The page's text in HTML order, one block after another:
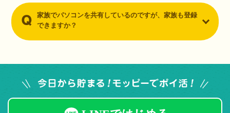
家族でパソコンを共有しているのですが、家族も登録
できますか？